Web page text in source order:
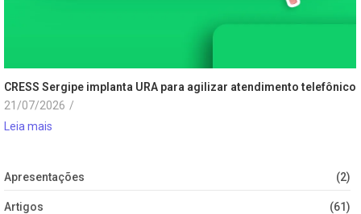
CRESS Sergipe implanta URA para agilizar atendimento telefônico
21/07/2026 /
Leia mais
Apresentações (2)
Artigos (61)